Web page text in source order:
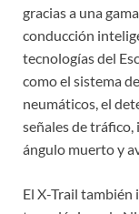
gracias a una
conducción
tecnologías del
como el sistema
neumáticos, el
señales de
ángulo muerto y
El X-Trail también